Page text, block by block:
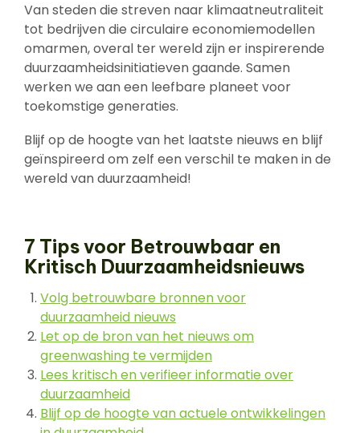
Van steden die streven naar klimaatneutraliteit
tot bedrijven die circulaire economiemodellen
omarmen, overal ter wereld zijn er inspirerende
duurzaamheidsinitiatieven gaande. Samen
werken we aan een leefbare planeet voor
toekomstige generaties.
Blijf op de hoogte van het laatste nieuws en blijf
geïnspireerd om zelf een verschil te maken in de
wereld van duurzaamheid!
7 Tips voor Betrouwbaar en
Kritisch Duurzaamheidsnieuws
Volg betrouwbare bronnen voor
duurzaamheid nieuws
Let op de bron van het nieuws om
greenwashing te vermijden
Lees kritisch en verifieer informatie over
duurzaamheid
Blijf op de hoogte van actuele ontwikkelingen